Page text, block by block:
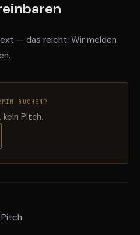
— das reicht. Wir melden
BUCHEN?
Pitch.